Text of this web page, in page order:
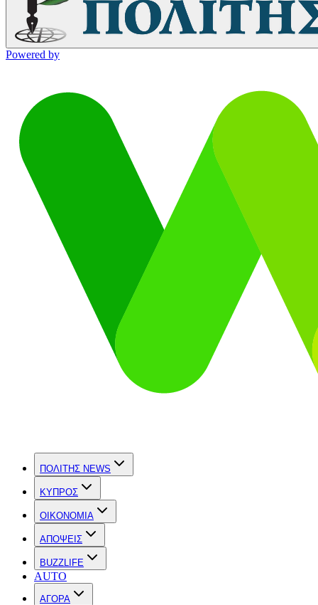
Powered by
ΠΟΛΙΤΗΣ NEWS
ΚΥΠΡΟΣ
OIKONOMIA
ΑΠΟΨΕΙΣ
BUZZLIFE
AUTO
ΑΓΟΡΑ